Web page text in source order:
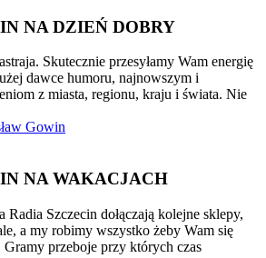
NA DZIEŃ DOBRY
Skutecznie przesyłamy Wam energię
dawce humoru, najnowszym i
z miasta, regionu, kraju i świata. Nie
Gowin
NA WAKACJACH
Radia Szczecin dołączają kolejne sklepy,
a my robimy wszystko żeby Wam się
Gramy przeboje przy których czas